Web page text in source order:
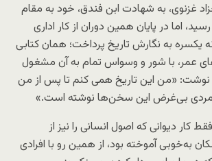
غزنوی، به شهادت ابن فندق، خود به مقام
اما در پایان همین دوران از کار اداری
یکسره به نگارش تاریخ پرداخت؛ همان کتابی
عمر، با شور و وسواس تمام به آن مشغول
«من این تاریخ همی کنم تا پس از من
مردی بی‌غرض این سخن‌ها نوشته است.»
کار دیوانی که اصول انسانی را نیز از
به‌خوبی آموخته بود، از همین رو با افرادی